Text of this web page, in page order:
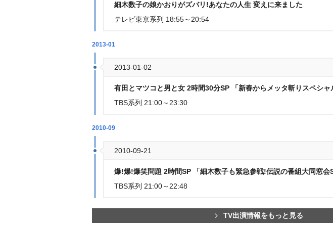
細木数子の娘かおりがズバリ!あなたの人生 変えに来ました
テレビ東京系列 18:55～20:54
2013-01
2013-01-02
有田とマツコと男と女 2時間30分SP 「新春からメッタ斬りスペシャ
TBS系列 21:00～23:30
2010-09
2010-09-21
爆!爆!爆笑問題 2時間SP 「細木数子も緊急参戦!伝説の番組大同窓会
TBS系列 21:00～22:48
TV出演情報をもっと見る